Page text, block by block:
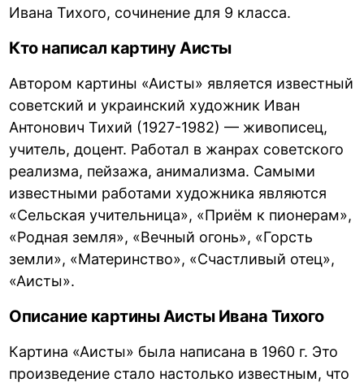
Ивана Тихого, сочинение для 9 класса.
Кто написал картину Аисты
Автором картины «Аисты» является известный
советский и украинский художник Иван
Антонович Тихий (1927-1982) — живописец,
учитель, доцент. Работал в жанрах советского
реализма, пейзажа, анимализма. Самыми
известными работами художника являются
«Сельская учительница», «Приём к пионерам»,
«Родная земля», «Вечный огонь», «Горсть
земли», «Материнство», «Счастливый отец»,
«Аисты».
Описание картины Аисты Ивана Тихого
Картина «Аисты» была написана в 1960 г. Это
произведение стало настолько известным, что